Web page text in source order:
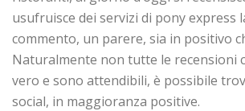
usufruisce dei servizi di pony express
commento, un parere, sia in positivo
Naturalmente non tutte le recensioni
vero e sono attendibili, è possibile
social, in maggioranza positive.